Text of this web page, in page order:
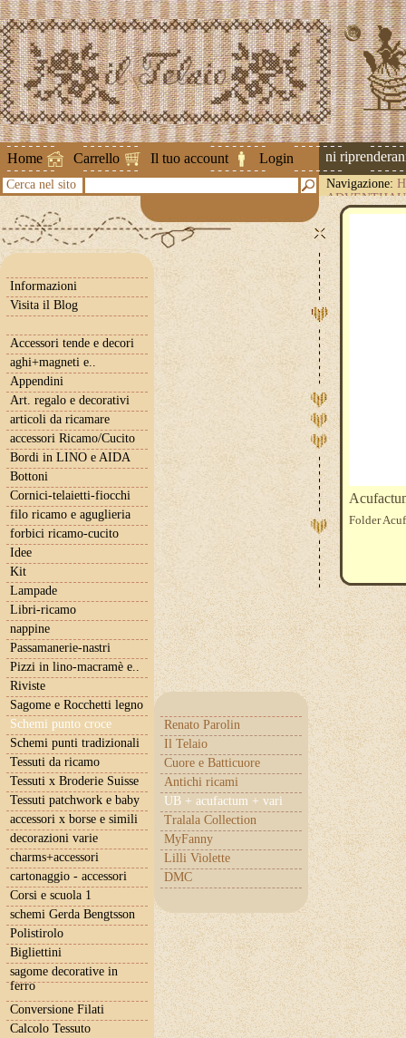
Home Carrello Il tuo account Login
Attenzione ! Le spedizioni
Cerca nel sito Navigazione:
Informazioni
Visita il Blog
Accessori tende e decori
aghi+magneti e..
Appendini
Art. regalo e decorativi
articoli da ricamare
accessori Ricamo/Cucito
Bordi in LINO e AIDA
Bottoni
Cornici-telaietti-fiocchi
filo ricamo e aguglieria
forbici ricamo-cucito
Idee
Kit
Lampade
Libri-ricamo
nappine
Passamanerie-nastri
Pizzi in lino-macramè e..
Riviste
Sagome e Rocchetti legno
Schemi punto croce
Renato Parolin
Il Telaio
Cuore e Batticuore
Antichi ricami
UB + acufactum + vari
Tralala Collection
MyFanny
Lilli Violette
DMC
Schemi punti tradizionali
Tessuti da ricamo
Tessuti x Broderie Suisse
Tessuti patchwork e baby
accessori x borse e simili
decorazioni varie
charms+accessori
cartonaggio - accessori
Corsi e scuola 1
schemi Gerda Bengtsson
Polistirolo
Bigliettini
sagome decorative in
ferro
Conversione Filati
Calcolo Tessuto
Folder